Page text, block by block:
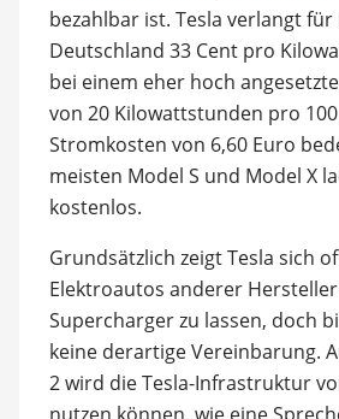
bezahlbar ist. Tesla verlangt für
Deutschland 33 Cent pro
bei einem eher hoch
von 20 Kilowattstunden pro
Stromkosten von 6,60 Euro
meisten Model S und Model X
kostenlos.
Grundsätzlich zeigt Tesla sich
Elektroautos anderer
Supercharger zu lassen, doch
keine derartige Vereinbarung.
2 wird die Tesla-Infrastruktur